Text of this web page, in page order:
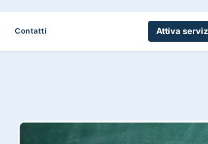
Contatti Attiva